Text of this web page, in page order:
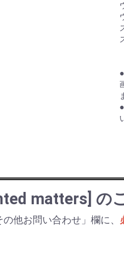
matters] の
他お問い合わせ」欄に、